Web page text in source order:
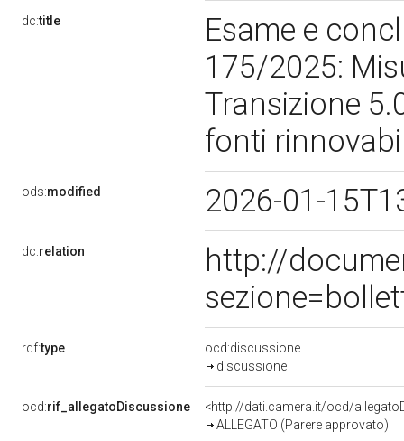
dc:title
Esame e
175/2025:
Transizione
fonti
ods:modified 2026-01-
dc:relation
http://
rdf:type
ocd:discussione
discussione
ocd:rif_allegatoDiscussione
<http://dati.camera.it/ocd/
ALLEGATO (Parere approvato)